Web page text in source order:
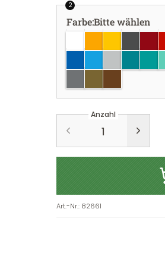
2
Farbe:Bitte wählen
Anzahl
Art.-Nr.: 82661